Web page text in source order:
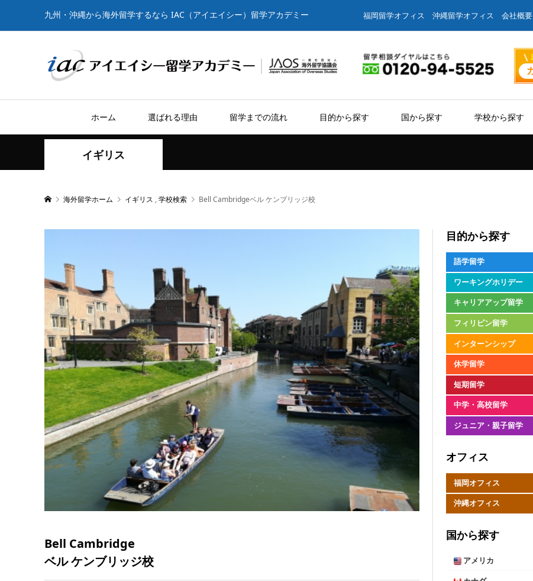
九州・沖縄から海外留学するなら IAC（アイエイシー）留学アカデミー 福岡留学オフィス 沖縄留学オフィス 会社概要
ホーム 選ばれる理由 留学までの流れ 目的から探す 国から探す 学校から探す
イギリス
海外留学ホーム イギリス ,学校検索 Bell Cambridgeベル ケンブリッジ校
Bell Cambridge
ベル ケンブリッジ校
目的から探す
語学留学
ワーキングホリデー
キャリアアップ留学
フィリピン留学
インターンシップ
休学留学
短期留学
中学・高校留学
ジュニア・親子留学
オフィス
福岡オフィス
沖縄オフィス
国から探す
アメリカ